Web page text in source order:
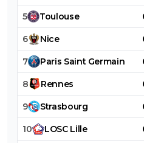
5 Toulouse
6 Nice
7 Paris Saint Germain
8 Rennes
9 Strasbourg
10 LOSC Lille